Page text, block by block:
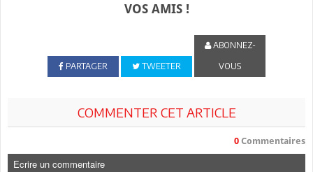
VOS AMIS !
PARTAGER TWEETER
ABONNEZ-
VOUS
COMMENTER CET ARTICLE
0 Commentaires
Ecrire un commentaire